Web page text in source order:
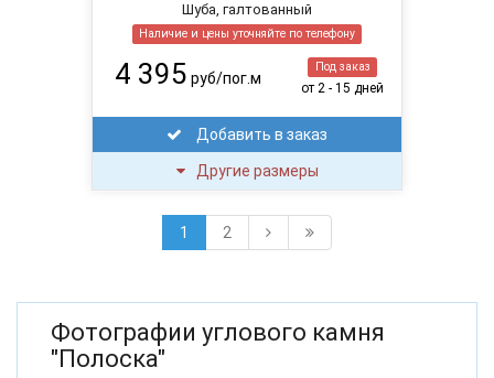
Шуба, галтованный
Наличие и цены уточняйте по телефону
4 395 руб/пог.м
Под заказ
от 2 - 15 дней
Добавить в заказ
Другие размеры
1 2
Фотографии углового камня
"Полоска"